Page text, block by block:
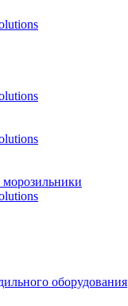
оборудования